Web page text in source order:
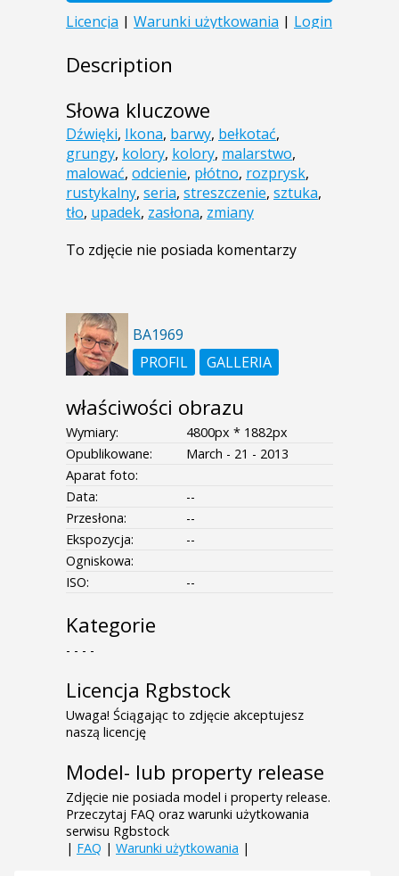
Description
Słowa kluczowe
Dźwięki, Ikona, barwy, bełkotać,
grungy, kolory, kolory, malarstwo,
malować, odcienie, płótno, rozprysk,
rustykalny, seria, streszczenie, sztuka,
tło, upadek, zasłona, zmiany
To zdjęcie nie posiada komentarzy
BA1969
PROFIL
GALLERIA
właściwości obrazu
Wymiary:
4800px * 1882px
Opublikowane:
March - 21 - 2013
Aparat foto:
Data:
--
Przesłona:
--
Ekspozycja:
--
Ogniskowa:
ISO:
--
Kategorie
- - - -
Licencja Rgbstock
Uwaga! Ściągając to zdjęcie akceptujesz
naszą licencję
Model- lub property release
Zdjęcie nie posiada model i property release.
Przeczytaj FAQ oraz warunki użytkowania
serwisu Rgbstock
| FAQ | Warunki użytkowania |